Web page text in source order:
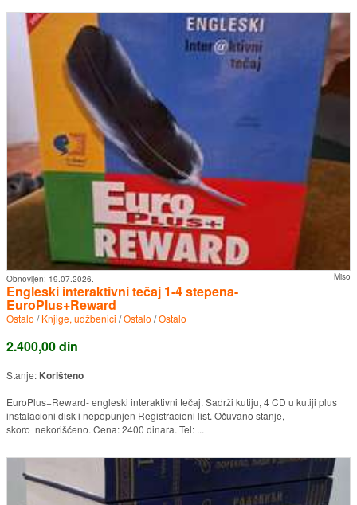
Miso
Obnovljen: 19.07.2026.
Engleski interaktivni tečaj 1-4 stepena-
EuroPlus+Reward
Ostalo /Knjige, udžbenici /Ostalo /Ostalo
2.400,00 din
Stanje: Korišteno
EuroPlus+Reward- engleski interaktivni tečaj. Sadrži kutiju, 4 CD u kutiji plus
instalacioni disk i nepopunjen Registracioni list. Očuvano stanje,
skoro nekorišćeno. Cena: 2400 dinara. Tel: ...